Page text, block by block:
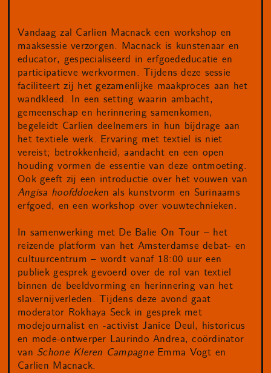
Vandaag zal Carlien Macnack een workshop en
maaksessie verzorgen. Macnack is kunstenaar en
educator, gespecialiseerd in erfgoededucatie en
participatieve werkvormen. Tijdens deze sessie
faciliteert zij het gezamenlijke maakproces aan het
wandkleed. In een setting waarin ambacht,
gemeenschap en herinnering samenkomen,
begeleidt Carlien deelnemers in hun bijdrage aan
het textiele werk. Ervaring met textiel is niet
vereist; betrokkenheid, aandacht en een open
houding vormen de essentie van deze ontmoeting.
Ook geeft zij een introductie over het vouwen van
Angisa hoofddoeken als kunstvorm en Surinaams
erfgoed, en een workshop over vouwtechnieken.
In samenwerking met De Balie On Tour – het
reizende platform van het Amsterdamse debat- en
cultuurcentrum – wordt vanaf 18:00 uur een
publiek gesprek gevoerd over de rol van textiel
binnen de beeldvorming en herinnering van het
slavernijverleden. Tijdens deze avond gaat
moderator Rokhaya Seck in gesprek met
modejournalist en -activist Janice Deul, historicus
en mode-ontwerper Laurindo Andrea, coördinator
van Schone Kleren CampagneEmma Vogt en
Carlien Macnack.